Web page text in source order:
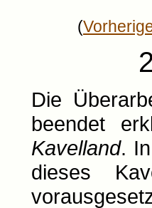
(
Die
beendet
Kavelland.
dieses